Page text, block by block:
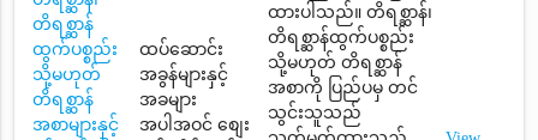
တိရစ္ဆာန်
ထွက်ပစ္စည်း
သို့မဟုတ်
တိရစ္ဆာန်
အစာများနှင့်
ထပ်ဆောင်း
အခွန်များနှင့်
အခများ
အပါအဝင် စျေး
ထားပါသည်။ တိရစ္ဆာန်၊
တိရစ္ဆာန်ထွက်ပစ္စည်း
သို့မဟုတ် တိရစ္ဆာန်
အစာကို ပြည်ပမှ တင်
သွင်းသူသည်